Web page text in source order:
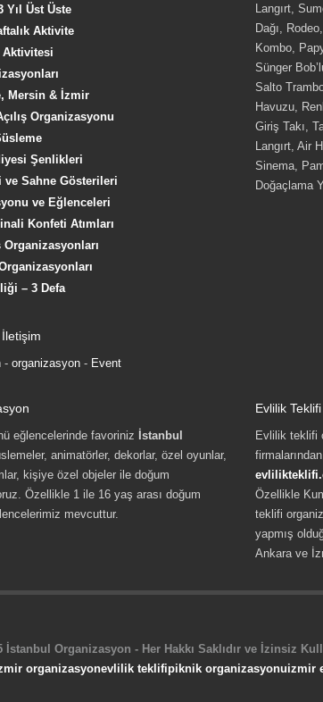
Yıl Üst Üste
Aktivite
Aktivitesi
Mersin & İzmir
Organizasyonu
Şenlikleri
ve Sahne Gösterileri
ve Eğlenceleri
Konfeti Atımları
Organizasyonları
– 3 Defa
- organizasyon - Event
Langırt,
Dağı,
Kombo,
Sünger
Salto
Havuzu,
Giriş Takı,
Langırt, Air
Sinema,
Doğaçlama
eğlencelerinde favoriniz İstanbul
animatörler, dekorlar, özel oyunlar,
kişiye özel objeler ile doğum
Özellikle 1 ile 16 yaş arası doğum
mevcuttur.
Evlilik
Evlilik teklifi
Özellikle
teklifi
yapmış
Ankara ve
Organizasyon - Her Hakkı Saklıdır ve İzinsiz
organizasyonevlilik teklifipiknik organizasyonuizmir